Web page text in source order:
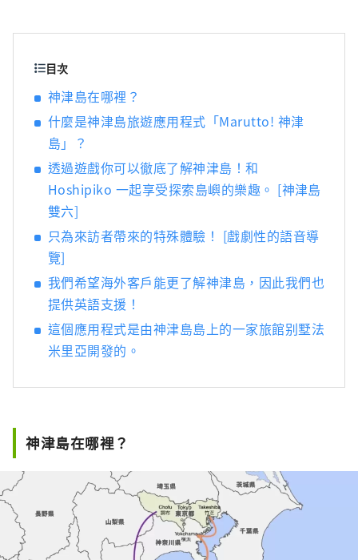
創造與島上居民成為朋友的機會。
目次
神津島在哪裡？
什麼是神津島旅遊應用程式「Marutto! 神津
島」？
透過遊戲你可以徹底了解神津島！和
Hoshipiko 一起享受探索島嶼的樂趣。 [神津島
雙六]
只為來訪者帶來的特殊體驗！ [戲劇性的語音導
覽]
我們希望海外客戶能更了解神津島，因此我們也
提供英語支援！
這個應用程式是由神津島島上的一家旅館别墅法
米里亞開發的。
神津島在哪裡？